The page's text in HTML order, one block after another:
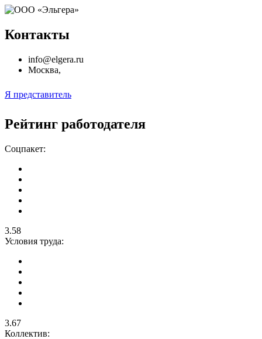
Контакты
info@elgera.ru
Москва,
Я представитель
Рейтинг работодателя
Соцпакет:
3.58
Условия труда:
3.67
Коллектив: